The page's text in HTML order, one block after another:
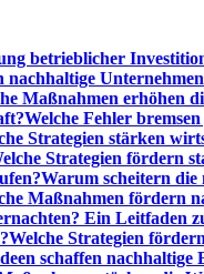
betrieblicher
Maßnahmen erhöhen
Welche Fehler
Strategien stärken
Strategien fördern
Warum scheitern die
Maßnahmen fördern
Ein Leitfaden
Welche Strategien
schaffen